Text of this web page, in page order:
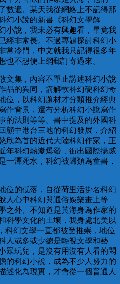
數遍。某天我從網絡上不記得那
幻小說的新書《科幻文學解
小說，我未必有興趣看，畢竟我
經非常長。不過專題探討科幻小
常冷門，中文就我只記得很多年
也不想便上網郵訂寄過來。
文集，內容不單止講述科幻小說
品的異同，講解軟科幻硬科幻奇
位，以科幻題材才分類推介經典
作背景，還有分析科幻小說寫作
的法則等等。書中提及的外國科
顧中港台三地的科幻發展，介紹
欣為首的近代大陸科幻作家，正
年科幻熱潮爆發，衝出國際揚威
一潭死水，科幻被歸類為童書，
位的低落，自從荷里活掛名科幻
人心中科幻與通俗娛樂畫上等
之外。不知道是黃海身為作家的
科學文化的土壤，我身處北美以
科幻文學一直都被受推崇，地位
人或多或少總是輕視文學和藝
眾玩兒，是沒有用沒有人看的悶
的科幻小說，成為不少人努力的
述化為現實，才會從一個普通人